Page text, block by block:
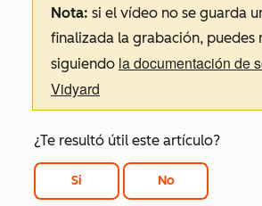
Nota: si el vídeo no se guarda
finalizada la grabación, puedes
siguiendo la documentación de
Vidyard
¿Te resultó útil este artículo?
Si No